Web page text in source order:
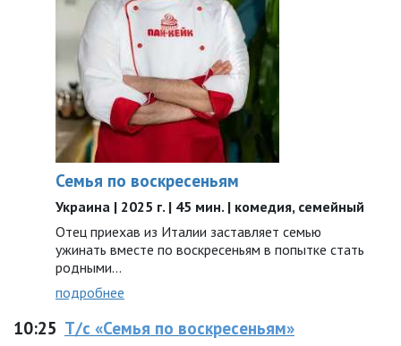
Семья по воскресеньям
Украина | 2025 г. | 45 мин. | комедия, семейный
Отец приехав из Италии заставляет семью
ужинать вместе по воскресеньям в попытке стать
родными…
подробнее
10:25 Т/с «Семья по воскресеньям»